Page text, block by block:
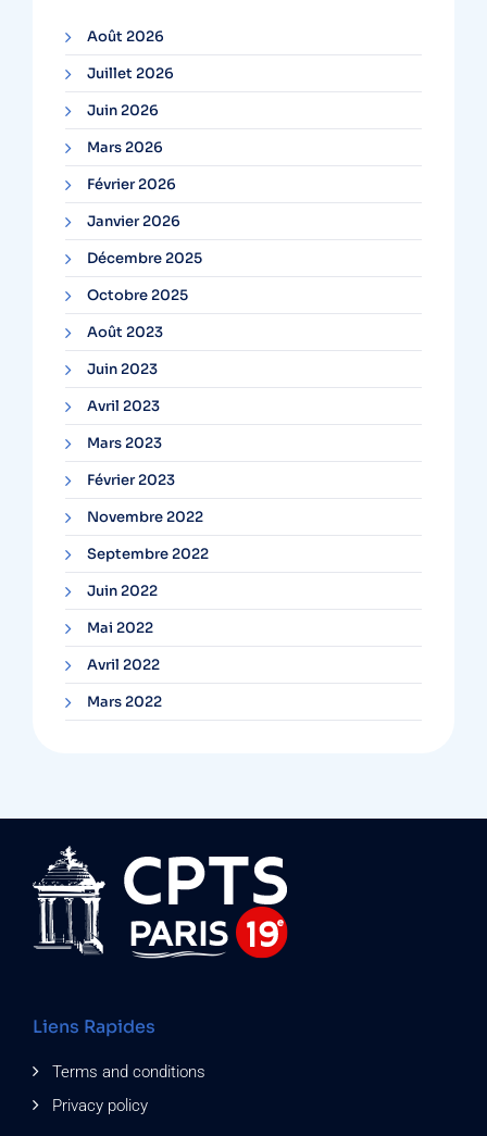
Août 2026
Juillet 2026
Juin 2026
Mars 2026
Février 2026
Janvier 2026
Décembre 2025
Octobre 2025
Août 2023
Juin 2023
Avril 2023
Mars 2023
Février 2023
Novembre 2022
Septembre 2022
Juin 2022
Mai 2022
Avril 2022
Mars 2022
Liens Rapides
Terms and conditions
Privacy policy